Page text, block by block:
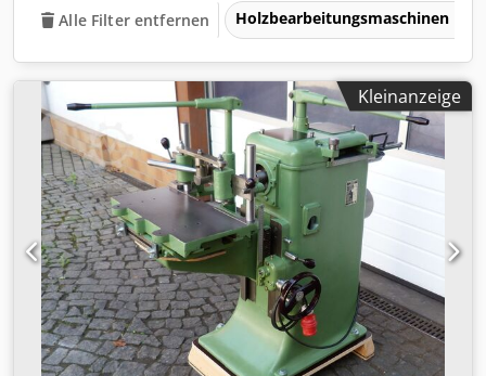
Alle Filter entfernen Holzbearbeitungsmaschinen
Kleinanzeige